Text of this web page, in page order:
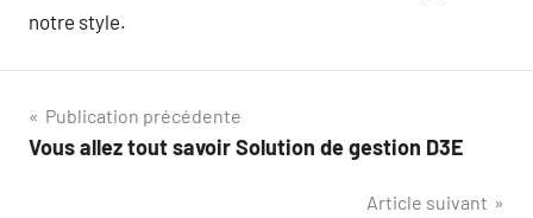
notre style.
Navigation
de
Publication précédente
Vous allez tout savoir Solution de gestion D3E
Article suivant